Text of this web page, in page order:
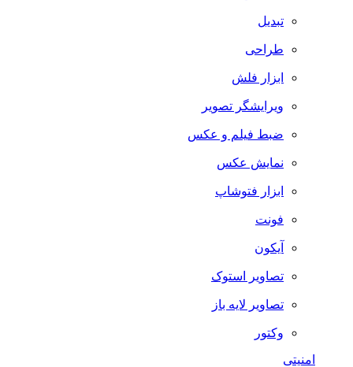
تبدیل
طراحی
ابزار فلش
ویرایشگر تصویر
ضبط فيلم و عكس
نمایش عکس
ابزار فتوشاپ
فونت
آیکون
تصاویر استوک
تصاویر لایه باز
وکتور
امنیتی